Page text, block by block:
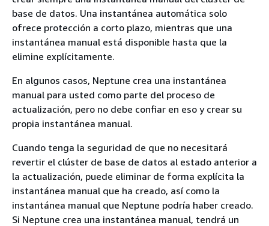
base de datos. Una instantánea automática solo
ofrece protección a corto plazo, mientras que una
instantánea manual está disponible hasta que la
elimine explícitamente.
En algunos casos, Neptune crea una instantánea
manual para usted como parte del proceso de
actualización, pero no debe confiar en eso y crear su
propia instantánea manual.
Cuando tenga la seguridad de que no necesitará
revertir el clúster de base de datos al estado anterior a
la actualización, puede eliminar de forma explícita la
instantánea manual que ha creado, así como la
instantánea manual que Neptune podría haber creado.
Si Neptune crea una instantánea manual, tendrá un